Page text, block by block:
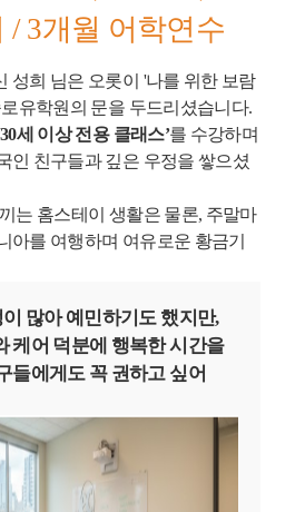
/ 3개월 어학연수
성희 님은 오롯이 '나를 위한 보람
유학원의 문을 두드리셨습니다.
세 이상 전용 클래스’를 수강하며
인 친구들과 깊은 우정을 쌓으셨
는 홈스테이 생활은 물론, 주말마
아를 여행하며 여유로운 황금기
많아 예민하기도 했지만,
케어 덕분에 행복한 시간을
들에게도 꼭 권하고 싶어